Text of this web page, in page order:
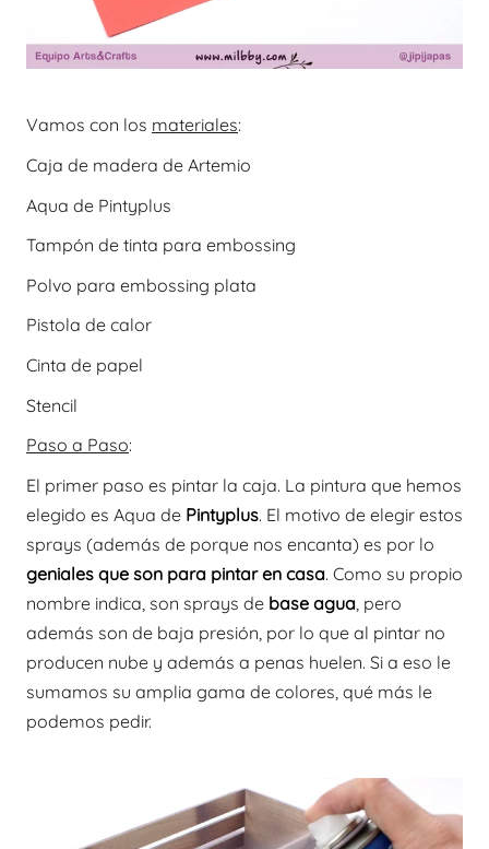
Vamos con los materiales:
Caja de madera de Artemio
Aqua de Pintyplus
Tampón de tinta para embossing
Polvo para embossing plata
Pistola de calor
Cinta de papel
Stencil
Paso a Paso:
El primer paso es pintar la caja. La pintura que hemos
elegido es Aqua de Pintyplus. El motivo de elegir estos
sprays (además de porque nos encanta) es por lo
geniales que son para pintar en casa. Como su propio
nombre indica, son sprays de base agua , pero
además son de baja presión, por lo que al pintar no
producen nube y además a penas huelen. Si a eso le
sumamos su amplia gama de colores, qué más le
podemos pedir.